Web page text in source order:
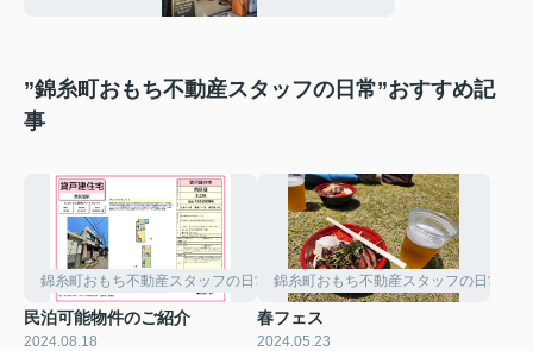
”錦糸町おもち不動産スタッフの日常”おすすめ記
事
錦糸町おもち不動産スタッフの日常
民泊可能物件のご紹介
2024.08.18
錦糸町おもち不動産スタッフの日常
春フェス
2024.05.23